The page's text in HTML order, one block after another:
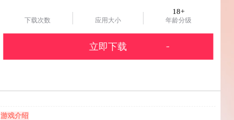
下载次数 应用大小
18+
年龄分级
立即下载
游戏介绍